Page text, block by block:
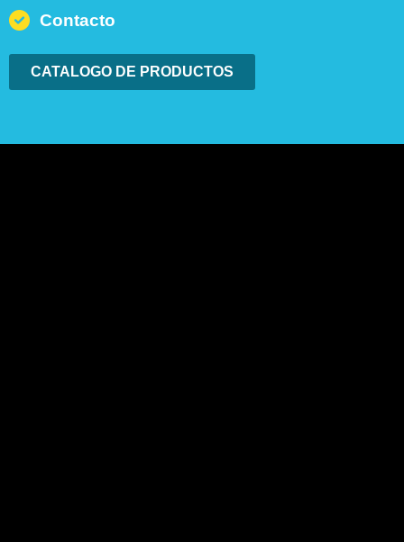
Contacto
CATALOGO DE PRODUCTOS